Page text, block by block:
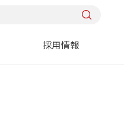
採用情報